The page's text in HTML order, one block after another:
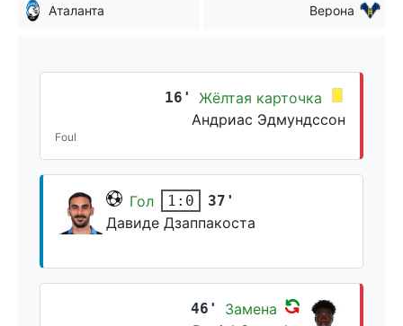
Аталанта Верона
16'
Жёлтая карточка
Андриас Эдмундссон
Foul
Гол 1:0 37'
Давиде Дзаппакоста
46' Замена